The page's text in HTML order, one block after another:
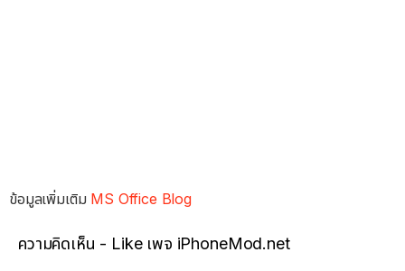
ข้อมูลเพิ่มเติม MS Office Blog
ความคิดเห็น - Like เพจ iPhoneMod.net